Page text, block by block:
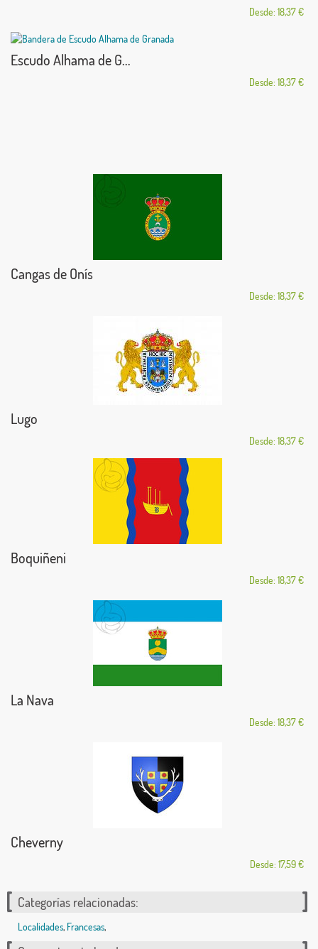
Desde: 18,37 €
Escudo Alhama de G...
Desde: 18,37 €
Cangas de Onís
Desde: 18,37 €
Lugo
Desde: 18,37 €
Boquiñeni
Desde: 18,37 €
La Nava
Desde: 18,37 €
Cheverny
Desde: 17,59 €
Categorías relacionadas:
Localidades, Francesas,